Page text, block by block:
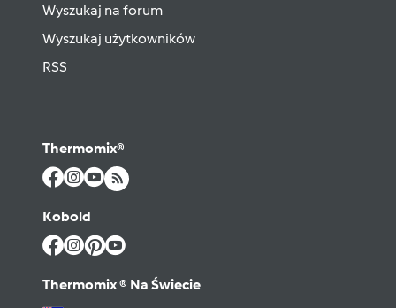
Wyszukaj na forum
Wyszukaj użytkowników
RSS
Thermomix®
Kobold
Thermomix ® Na Świecie